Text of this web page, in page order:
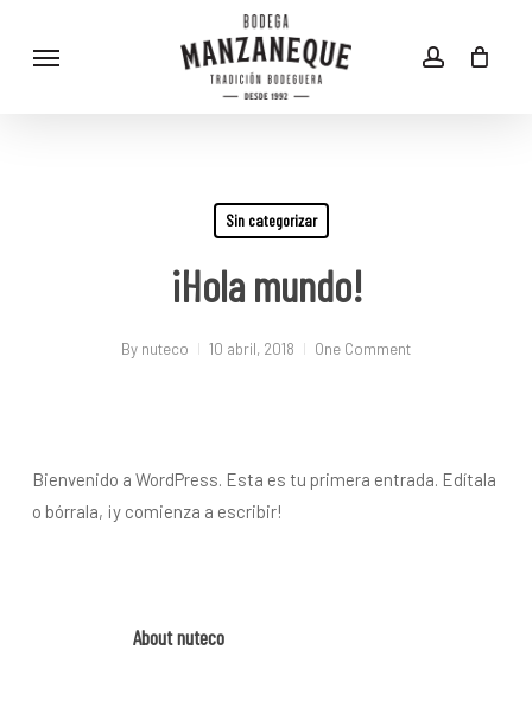
account
Menu
Sin categorizar
¡Hola mundo!
By nuteco 10 abril, 2018 One Comment
Bienvenido a WordPress. Esta es tu primera entrada. Edítala
o bórrala, ¡y comienza a escribir!
Aboutnuteco